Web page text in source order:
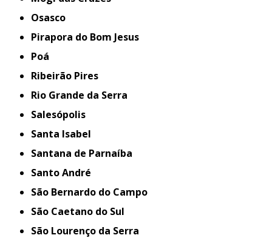
Osasco
Pirapora do Bom Jesus
Poá
Ribeirão Pires
Rio Grande da Serra
Salesópolis
Santa Isabel
Santana de Parnaíba
Santo André
São Bernardo do Campo
São Caetano do Sul
São Lourenço da Serra